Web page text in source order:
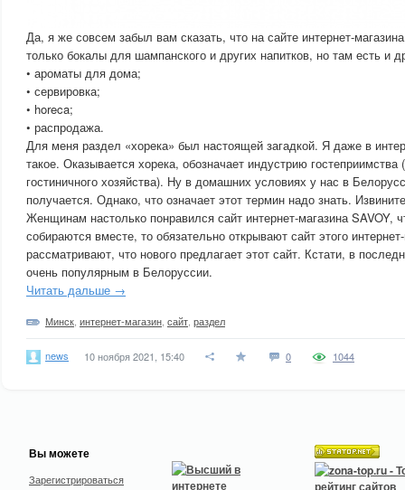
Да, я же совсем забыл вам сказать, что на сайте интернет-
только бокалы для шампанского и других напитков, но там есть и
• ароматы для дома;
• сервировка;
• horeca;
• распродажа.
Для меня раздел «хорека» был настоящей загадкой. Я даже в
такое. Оказывается хорека, обозначает индустрию гостеприимства
гостиничного хозяйства). Ну в домашних условиях у нас в
получается. Однако, что означает этот термин надо знать.
Женщинам настолько понравился сайт интернет-магазина SAVOY,
собираются вместе, то обязательно открывают сайт этого
рассматривают, что нового предлагает этот сайт. Кстати, в
очень популярным в Белоруссии.
Читать дальше →
Минск интернет-магазин сайт раздел
news 10 ноября 2021, 15:40 0 1044
Вы можете
Зарегистрироваться